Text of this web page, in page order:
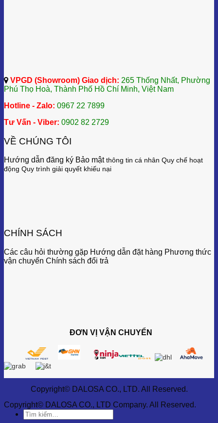
VPGD (Showroom) Giao dịch: 265 Thống Nhất, Phường
Phú Thọ Hoà, Thành Phố Hồ Chí Minh, Việt Nam
Hotline - Zalo: 0967 22 7899
Tư Vấn - Viber: 0902 82 2729
VỀ CHÚNG TÔI
Hướng dẫn đăng ký Bảo mậtthông tin cá nhân Quy chế hoạt
động Quy trình giải quyết khiếu nại
CHÍNH SÁCH
Các câu hỏi thường gặp Hướng dẫn đặt hàng Phương thức
vận chuyển Chính sách đổi trả
ĐƠN VỊ VẬN CHUYỂN
Copyright© DALOSA CO., LTD. All Reserved.
Copyright© DALOSA CO., LTD Company. All Reserved.
Tìm